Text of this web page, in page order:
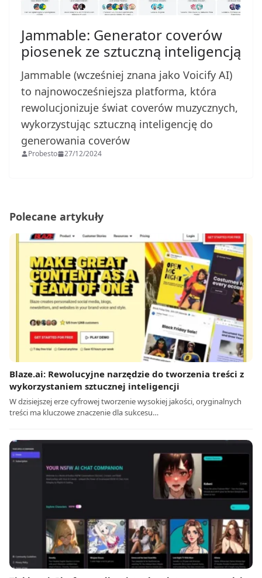
Jammable: Generator coverów
piosenek ze sztuczną inteligencją
Jammable (wcześniej znana jako Voicify AI)
to najnowocześniejsza platforma, która
rewolucjonizuje świat coverów muzycznych,
wykorzystując sztuczną inteligencję do
generowania coverów
Probesto 27/12/2024
Polecane artykuły
Blaze.ai: Rewolucyjne narzędzie do tworzenia treści z
wykorzystaniem sztucznej inteligencji
W dzisiejszej erze cyfrowej tworzenie wysokiej jakości, oryginalnych
treści ma kluczowe znaczenie dla sukcesu…